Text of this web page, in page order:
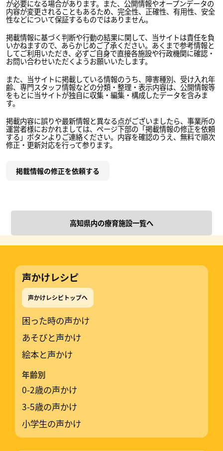
が必要になる場合があります。また、公開情報やオープンデータの
内容が変更されることもあるため、完全性、正確性、有用性、安全
性などについて保証するものではありません。
掲載情報に基づく判断や行動の結果に関して、当サイトは責任を負
いかねますので、あらかじめご了承ください。あくまで参考情報と
してご利用いただき、必ずご自身で直接各施設や行政機関に確認・
お問い合わせいただくようお願いいたします。
また、当サイトに掲載している情報のうち、障害種別、受け入れ年
齢、専門スタッフ情報などの分類・整理・表示内容は、公開情報等
をもとに当サイトが独自に収集・編集・構成したデータを含みま
す。
掲載内容に誤りや最新情報と異なる点がございましたら、事業所の
運営者様におかれましては、ページ下部の「掲載情報の修正を依頼
する」ボタンよりご連絡ください。内容を確認のうえ、無料で順次
修正・更新対応を行って参ります。
掲載情報の修正を依頼する
高知県内の療育施設一覧へ
声かけレシピ
声かけレシピトップへ
困った時の声かけ
あそびと声かけ
絵本と声かけ
年齢別
0-2歳の声かけ
3-5歳の声かけ
小学生の声かけ